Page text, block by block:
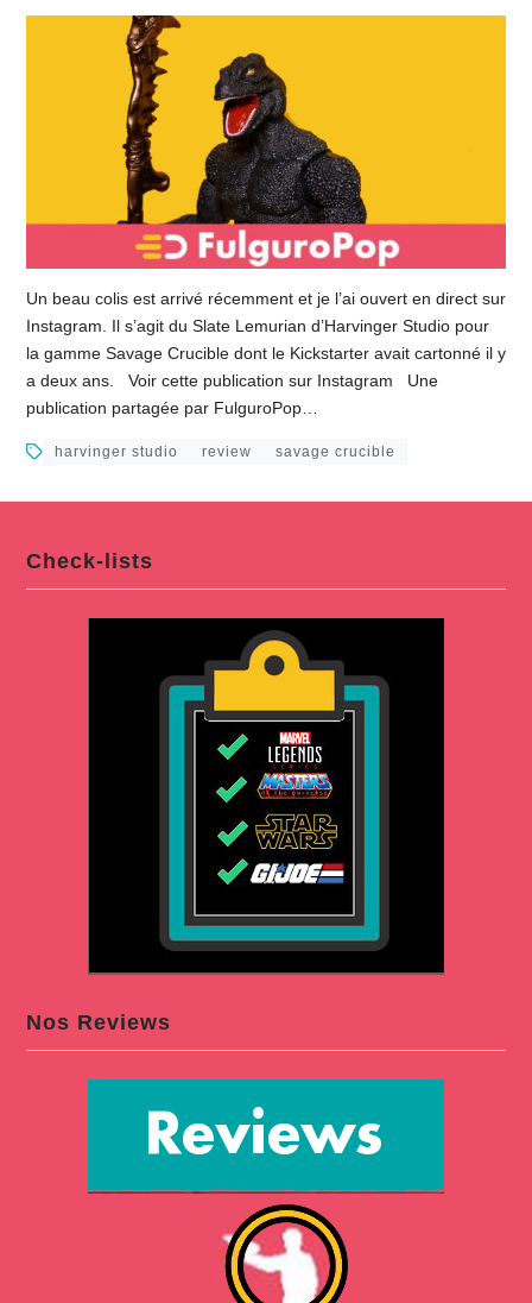
Un beau colis est arrivé récemment et je l’ai ouvert en direct sur
Instagram. Il s’agit du Slate Lemurian d’Harvinger Studio pour
la gamme Savage Crucible dont le Kickstarter avait cartonné il y
a deux ans. Voir cette publication sur Instagram Une
publication partagée par FulguroPop…
harvinger studio review savage crucible
Check-lists
Nos Reviews